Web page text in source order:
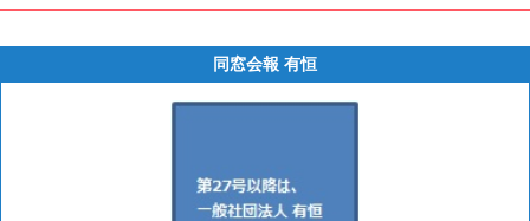
同窓会報 有恒